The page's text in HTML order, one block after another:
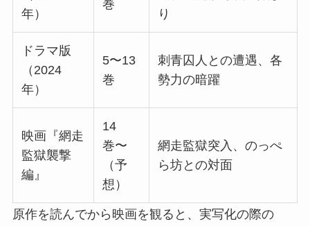
年）
巻
り
ドラマ版
（2024
年）
5〜13
巻
刺青囚人との遭遇、各
勢力の暗躍
映画『網走
監獄襲撃
編』
14
巻〜
（予
想）
網走監獄突入、のっぺ
ら坊との対面
原作を読んでから映画を観ると、実写化の際の